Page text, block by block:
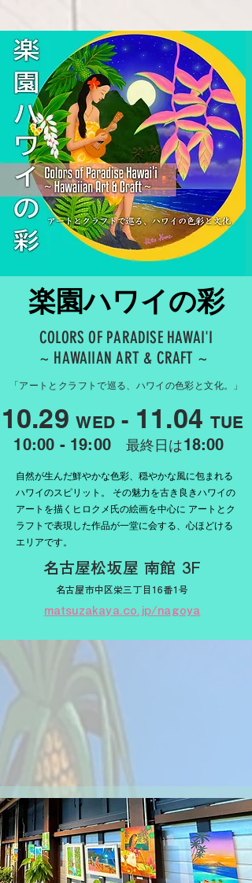
​楽園ハワイの彩
COLORS OF PARADISE HAWAI'I
~ HAWAIIAN ART & CRAFT ~
「アートとクラフトで巡る、ハワイの色彩と文化。」
10.29 WED - 11.04 TUE
10:00 - 19:00 最終日は18:00
自然が生んだ鮮やかな色彩、穏やかな風に包まれる
ハワイのスピリット。 その魅力を古き良きハワイの
アートを描くヒロクメ氏の絵画を中心に アートとク
ラフトで表現した作品が一堂に会する、心ほどける
エリアです。
​名古屋松坂屋 南館 3F
名古屋市中区栄三丁目16番1号
matsuzakaya.co.jp/nagoya